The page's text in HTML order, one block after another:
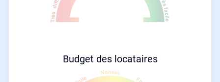
Budget des locataires